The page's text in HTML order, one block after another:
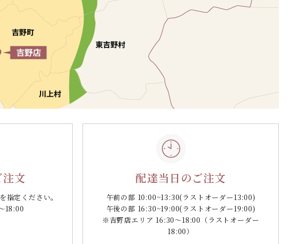
文
指定ください。
18:00
配達当日のご注文
午前の部 10:00~13:30(ラストオーダー13:00)
午後の部 16:30~19:00(ラストオーダー19:00)
※吉野店エリア 16:30～18:00（ラストオーダー
18:00）